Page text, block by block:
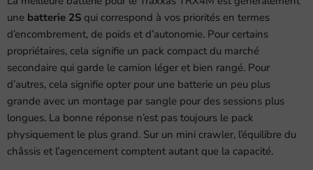
une batterie 2S qui correspond à vos priorités en termes
d’encombrement, de poids et d’autonomie. Pour certains
propriétaires, cela signifie un pack compact du marché
secondaire qui garde le camion léger et bien rangé. Pour
d’autres, cela signifie opter pour une batterie un peu plus
grande avec un montage par sangle pour des sessions plus
longues. La bonne réponse n’est pas toujours le pack
physiquement le plus grand. Sur un mini crawler, l’équilibre du
châssis et l’agencement comptent autant que la capacité.